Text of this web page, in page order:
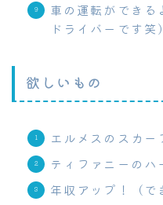
車の運転ができる
ドライバーです笑）
欲しいもの
エルメスのスカー
ティファニーのハ
年収アップ！（で